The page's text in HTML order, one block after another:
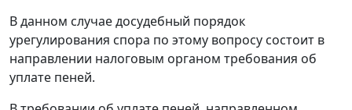
В данном случае досудебный порядок
урегулирования спора по этому вопросу состоит в
направлении налоговым органом требования об
уплате пеней.